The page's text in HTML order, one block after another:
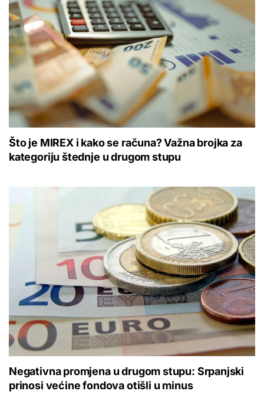
Što je MIREX i kako se računa? Važna brojka za
kategoriju štednje u drugom stupu
Negativna promjena u drugom stupu: Srpanjski
prinosi većine fondova otišli u minus